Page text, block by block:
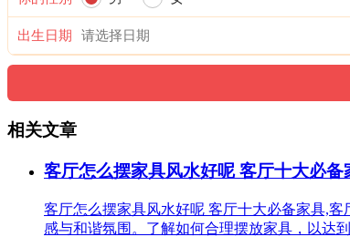
出生日期
相关文章
客厅怎么摆家具风水好呢 客厅十大必备
客厅怎么摆家具风水好呢 客厅十大必备家具,
感与和谐氛围。了解如何合理摆放家具，以达